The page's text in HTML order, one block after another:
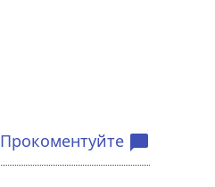
Прокоментуйте chat_bubble